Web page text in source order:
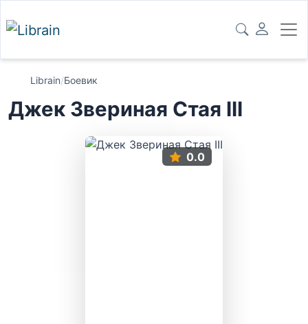
Librain/Боевик
Джек Звериная Стая III
0.0